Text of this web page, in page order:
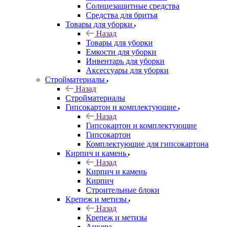
Солнцезащитные средства
Средства для бритья
Товары для уборки
Назад
Товары для уборки
Емкости для уборки
Инвентарь для уборки
Аксессуары для уборки
Стройматериалы
Назад
Стройматериалы
Гипсокартон и комплектующие
Назад
Гипсокартон и комплектующие
Гипсокартон
Комплектующие для гипсокартона
Кирпич и камень
Назад
Кирпич и камень
Кирпич
Строительные блоки
Крепеж и метизы
Назад
Крепеж и метизы